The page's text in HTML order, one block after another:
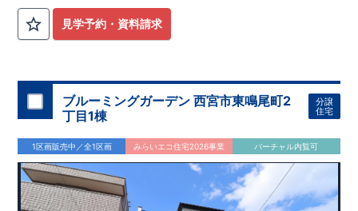
見学予約・資料請求
ブルーミングガーデン 西宮市東鳴尾町2
丁目1棟
分譲
住宅
1区画販売中／全1区画 みらいエコ住宅2026事業 バーチャル内覧可